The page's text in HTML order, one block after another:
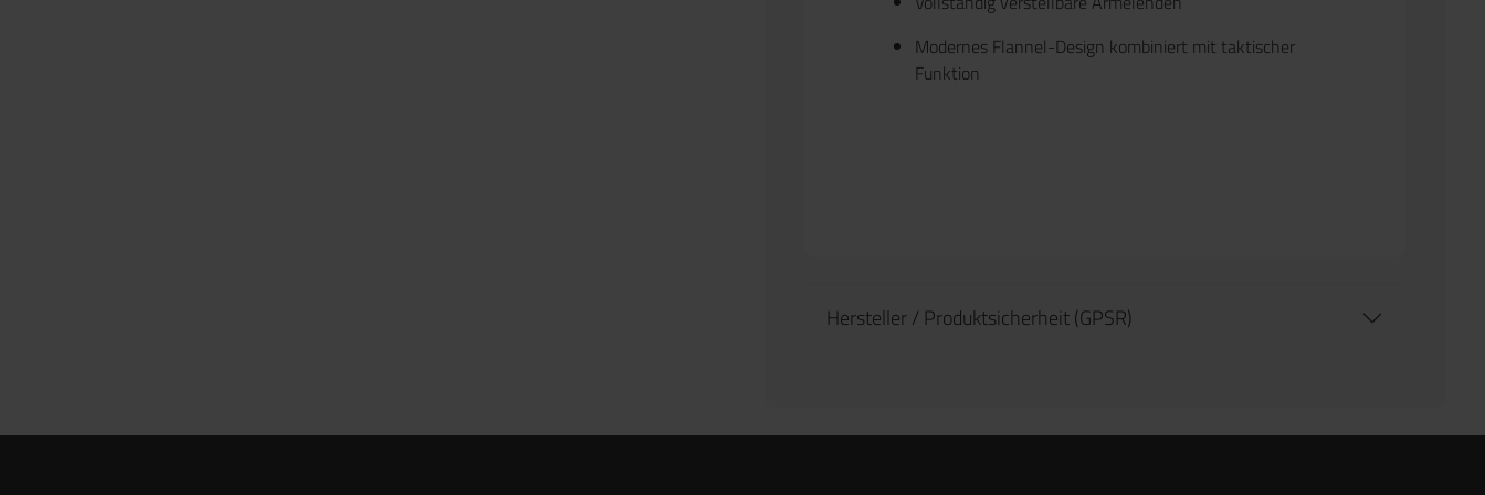
Modernes Flannel-Design kombiniert mit taktischer
Funktion
Hersteller / Produktsicherheit (GPSR)